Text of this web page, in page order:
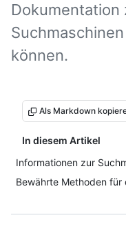
Dokumentation
können.
Als Markdown
In diesem Artikel
Informationen zur
Bewährte Methoden für